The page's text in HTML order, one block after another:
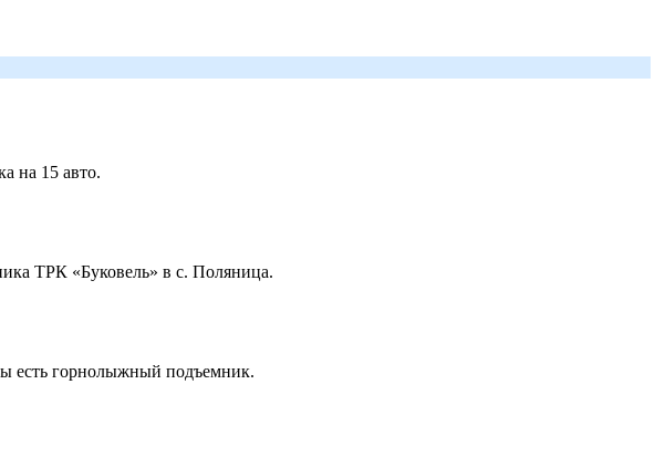
на 15 авто.
ТРК «Буковель» в с. Поляница.
есть горнолыжный подъемник.